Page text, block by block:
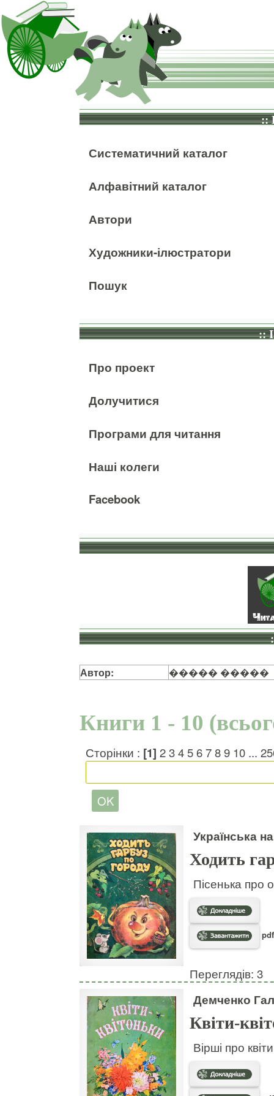
::
Систематичний каталог
Алфавітний каталог
Автори
Художники-ілюстратори
Пошук
::
Про проект
Долучитися
Програми для читання
Наші колеги
Facebook
Автор: ����� �����
Книги 1 - 10
Сторінки : [1] 23456789 10 ...
Українська
Ходить
Пісенька про
Переглядів: 3
Демченко
Квіти-
Вірші про